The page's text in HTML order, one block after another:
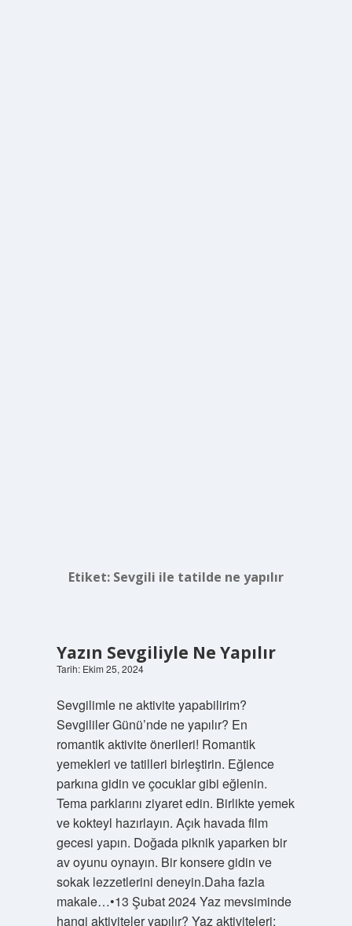
Etiket: Sevgili ile tatilde ne yapılır
Yazın Sevgiliyle Ne Yapılır
Tarih: Ekim 25, 2024
Sevgilimle ne aktivite yapabilirim?
Sevgililer Günü’nde ne yapılır? En
romantik aktivite önerileri! Romantik
yemekleri ve tatilleri birleştirin. Eğlence
parkına gidin ve çocuklar gibi eğlenin.
Tema parklarını ziyaret edin. Birlikte yemek
ve kokteyl hazırlayın. Açık havada film
gecesi yapın. Doğada piknik yaparken bir
av oyunu oynayın. Bir konsere gidin ve
sokak lezzetlerini deneyin.Daha fazla
makale…•13 Şubat 2024 Yaz mevsiminde
hangi aktiviteler yapılır? Yaz aktiviteleri: